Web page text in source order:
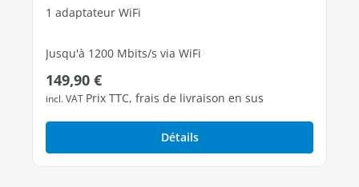
1 adaptateur WiFi
Jusqu'à 1200 Mbits/s via WiFi
2 ports Ethernet Gigabit libres
Prix régulier :
149,90 €
incl. VAT Prix TTC, frais de livraison en sus
Détails